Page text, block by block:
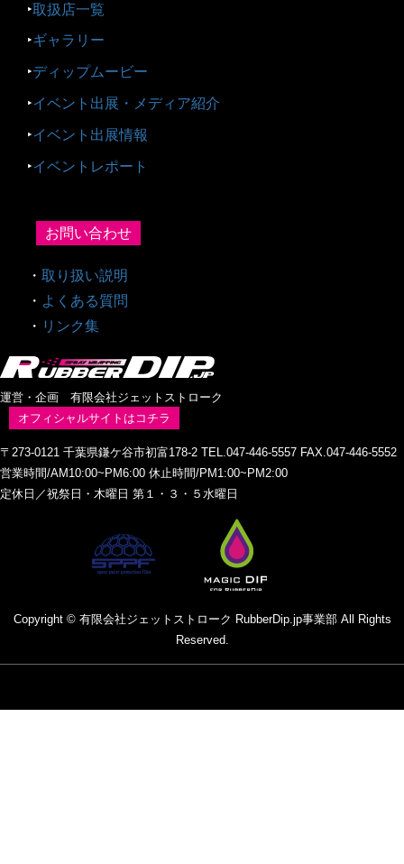
‣取扱店一覧
‣ギャラリー
‣ディップムービー
‣イベント出展・メディア紹介
‣イベント出展情報
‣イベントレポート
お問い合わせ
・ 取り扱い説明
・ よくある質問
・ リンク集
運営・企画 有限会社ジェットストローク
オフィシャルサイトはコチラ
〒273-0121 千葉県鎌ケ谷市初富178-2 TEL.047-446-5557 FAX.047-446-5552
営業時間/AM10:00~PM6:00 休止時間/PM1:00~PM2:00
定休日／祝祭日・木曜日 第１・３・５水曜日
Copyright © 有限会社ジェットストローク RubberDip.jp事業部 All Rights
Reserved.